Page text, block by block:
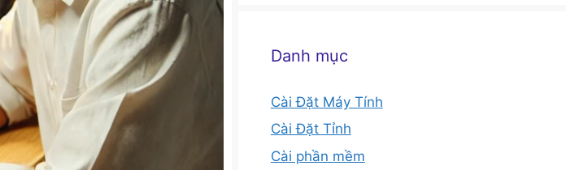
Danh mục
Cài Đặt Máy Tính
Cài Đặt Tỉnh
Cài phần mềm